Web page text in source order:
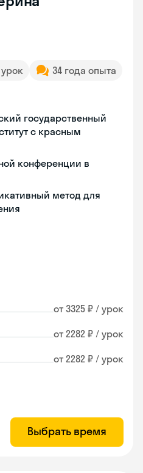
урок
34 года опыта
государственный
с красным
конференции в
метод для
от 3325 ₽ / урок
от 2282 ₽ / урок
от 2282 ₽ / урок
Выбрать время